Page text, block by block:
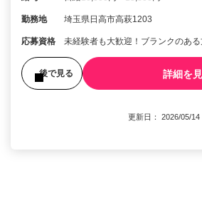
勤務地 埼玉県日高市高萩1203
応募資格 未経験者も大歓迎！ブランクのある
後で見る 詳細を
更新日： 2026/05/